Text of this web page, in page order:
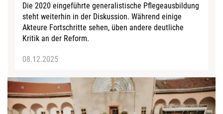
Die 2020 eingeführte generalistische Pflegeausbildung
steht weiterhin in der Diskussion. Während einige
Akteure Fortschritte sehen, üben andere deutliche
Kritik an der Reform.
08.12.2025